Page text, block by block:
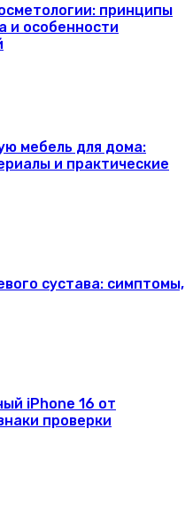
принципы
и особенности
мебель для дома:
и практические
сустава: симптомы,
iPhone 16 от
проверки